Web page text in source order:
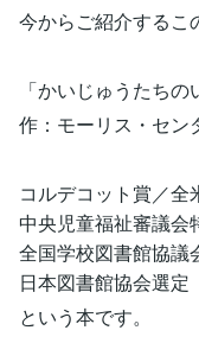
今からご紹介するこ
「かいじゅうたちの
作：モーリス・セ
コルデコット賞／全
中央児童福祉審議会
全国学校図書館協議
日本図書館協会選定
という本です。